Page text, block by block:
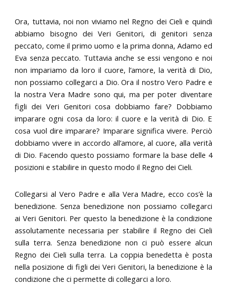
Ora, tuttavia, noi non viviamo nel Regno dei Cieli e quindi
abbiamo bisogno dei Veri Genitori, di genitori senza
peccato, come il primo uomo e la prima donna, Adamo ed
Eva senza peccato. Tuttavia anche se essi vengono e noi
non impariamo da loro il cuore, l’amore, la verità di Dio,
non possiamo collegarci a Dio. Ora il nostro Vero Padre e
la nostra Vera Madre sono qui, ma per poter diventare
figli dei Veri Genitori cosa dobbiamo fare? Dobbiamo
imparare ogni cosa da loro: il cuore e la verità di Dio. E
cosa vuol dire imparare? Imparare significa vivere. Perciò
dobbiamo vivere in accordo all’amore, al cuore, alla verità
di Dio. Facendo questo possiamo formare la base delle 4
posizioni e stabilire in questo modo il Regno dei Cieli.
Collegarsi al Vero Padre e alla Vera Madre, ecco cos’è la
benedizione. Senza benedizione non possiamo collegarci
ai Veri Genitori. Per questo la benedizione è la condizione
assolutamente necessaria per stabilire il Regno dei Cieli
sulla terra. Senza benedizione non ci può essere alcun
Regno dei Cieli sulla terra. La coppia benedetta è posta
nella posizione di figli dei Veri Genitori, la benedizione è la
condizione che ci permette di collegarci a loro.